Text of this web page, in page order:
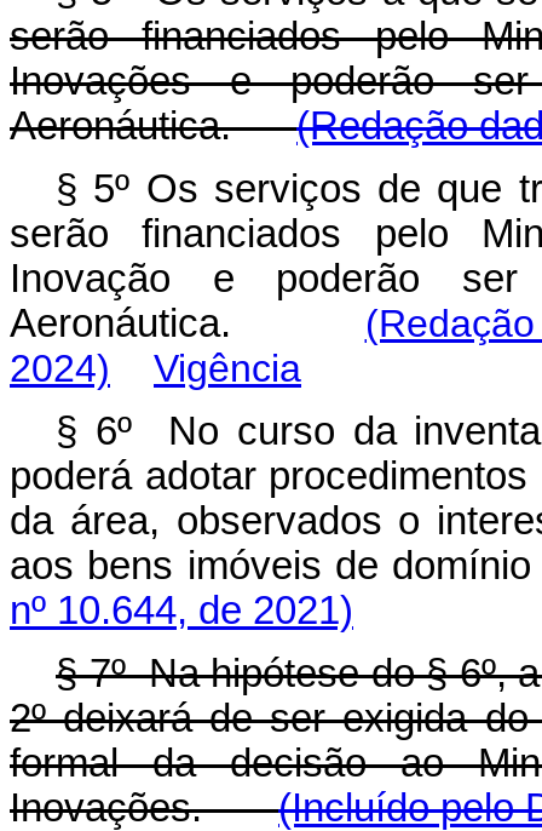
serão financiados pelo
Inovações e poderão
Aeronáutica.(Redação
§ 5º Os serviços de que
serão financiados pelo
Inovação e poderão ser
Aeronáutica.
2024)
Vigência
§ 6º No curso da
poderá adotar
da área, observados o
aos bens imóveis de
nº 10.644, de 2021)
§ 7º Na hipótese do § 6º,
2º deixará de ser exigida
formal da decisão ao
Inovações.(Incluído pelo